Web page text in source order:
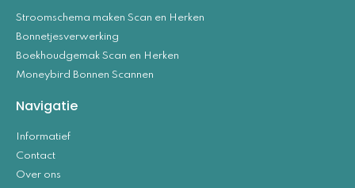
Stroomschema maken Scan en Herken
Bonnetjesverwerking
Boekhoudgemak Scan en Herken
Moneybird Bonnen Scannen
Navigatie
Informatief
Contact
Over ons